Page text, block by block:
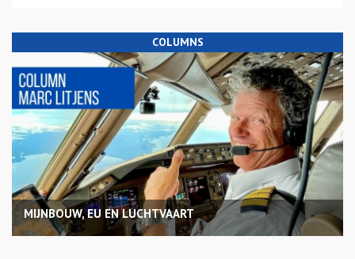
COLUMNS
MIJNBOUW, EU EN LUCHTVAART